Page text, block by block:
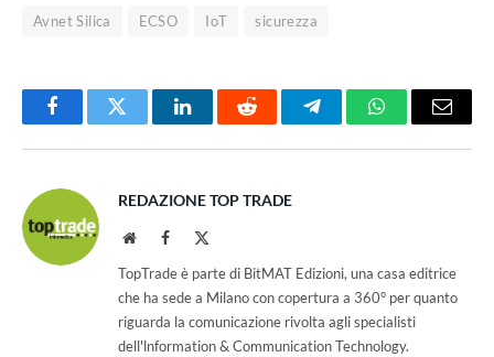
Avnet Silica ECSO IoT sicurezza
FacebookTwitter LinkedInReddit TelegramWhatsAppEmail
REDAZIONE TOP TRADE
WebsiteFacebook
TopTrade è parte di BitMAT Edizioni, una casa editrice
che ha sede a Milano con copertura a 360° per quanto
riguarda la comunicazione rivolta agli specialisti
dell'lnformation & Communication Technology.